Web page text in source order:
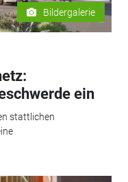
Bildergalerie
ein
stattlichen